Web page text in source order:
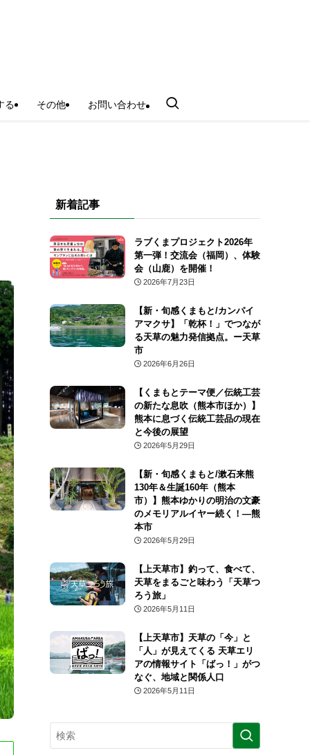
る その他 お問い合わせ
新着記事
ラブくまプロジェクト2026年
第一弾！交流会（福岡）、体験
会（山鹿）を開催！
2026年7月23日
【新・旬感くまもと/カンパイ
アマクサ】「乾杯！」でつなが
る天草の魅力発信拠点。ー天草
市
2026年6月26日
【くまもとテーマ便／伝統工芸
の新たな息吹（熊本市ほか）】
熊本に息づく伝統工芸品の現在
と今後の展望
2026年5月29日
【新・旬感くまもと/漱石来熊
130年＆生誕160年（熊本
市）】熊本ゆかりの明治の文豪
のメモリアルイヤー続く！―熊
本市
2026年5月29日
【上天草市】釣って、食べて、
天草をまるごと味わう「天草つ
ろう旅」
2026年5月11日
【上天草市】天草の「今」と
「人」が見えてくる 天草エリ
アの情報サイト「ばっ！」がつ
なぐ、地域と関係人口
2026年5月11日